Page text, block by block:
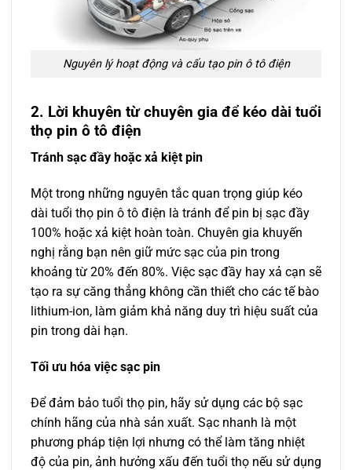
Nguyên lý hoạt động và cấu tạo pin ô tô điện
2. Lời khuyên từ chuyên gia để kéo dài tuổi
thọ pin ô tô điện
Tránh sạc đầy hoặc xả kiệt pin
Một trong những nguyên tắc quan trọng giúp kéo
dài tuổi thọ pin ô tô điện là tránh để pin bị sạc đầy
100% hoặc xả kiệt hoàn toàn. Chuyên gia khuyến
nghị rằng bạn nên giữ mức sạc của pin trong
khoảng từ 20% đến 80%. Việc sạc đầy hay xả cạn sẽ
tạo ra sự căng thẳng không cần thiết cho các tế bào
lithium-ion, làm giảm khả năng duy trì hiệu suất của
pin trong dài hạn.
Tối ưu hóa việc sạc pin
Để đảm bảo tuổi thọ pin, hãy sử dụng các bộ sạc
chính hãng của nhà sản xuất. Sạc nhanh là một
phương pháp tiện lợi nhưng có thể làm tăng nhiệt
độ của pin, ảnh hưởng xấu đến tuổi thọ nếu sử dụng